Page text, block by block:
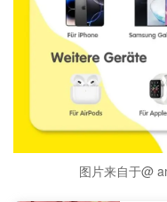
图片来自于@